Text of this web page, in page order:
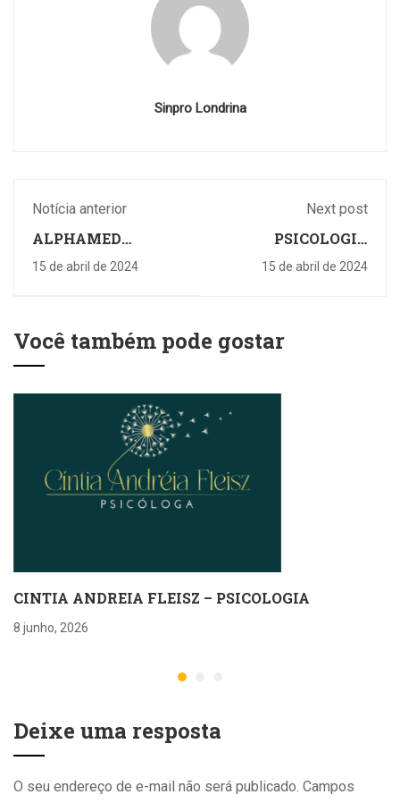
Sinpro Londrina
Notícia anterior
ALPHAMED
15 de abril de 2024
Next post
PSICOLOGIA
15 de abril de 2024
Você também pode gostar
CINTIA ANDREIA FLEISZ – PSICOLOGIA
8 junho, 2026
Deixe uma resposta
O seu endereço de e-mail não será publicado. Campos